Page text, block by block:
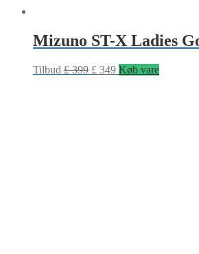
Mizuno ST-X Ladies
Tilbud £399 £ 349 Køb vare